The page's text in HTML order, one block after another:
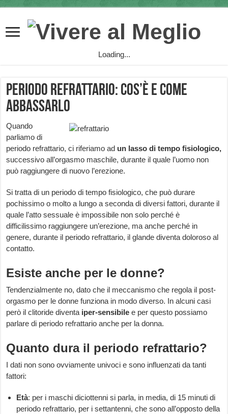
Loading...
Periodo refrattario: cos’è e come
abbassarlo
Quando
parliamo di
periodo refrattario, ci riferiamo ad un lasso di tempo fisiologico,
successivo all’orgasmo maschile, durante il quale l’uomo non
può raggiungere di nuovo l’erezione.
Si tratta di un periodo di tempo fisiologico, che può durare
pochissimo o molto a lungo a seconda di diversi fattori, durante il
quale l’atto sessuale è impossibile non solo perché è
difficilissimo raggiungere un’erezione, ma anche perché in
genere, durante il periodo refrattario, il glande diventa doloroso al
contatto.
Esiste anche per le donne?
Tendenzialmente no, dato che il meccanismo che regola il post-
orgasmo per le donne funziona in modo diverso. In alcuni casi
però il clitoride diventa iper-sensibile e per questo possiamo
parlare di periodo refrattario anche per la donna.
Quanto dura il periodo refrattario?
I dati non sono ovviamente univoci e sono influenzati da tanti
fattori:
Età: per i maschi diciottenni si parla, in media, di 15 minuti di
periodo refrattario, per i settantenni, che sono all’opposto della